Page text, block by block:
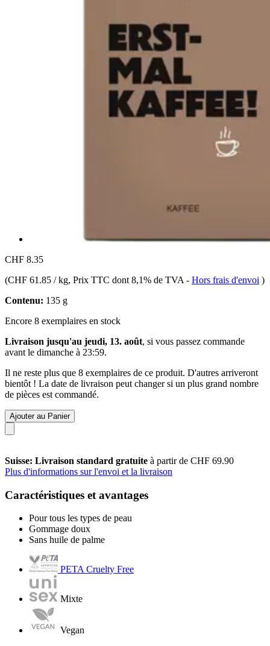
CHF 8.35
(CHF 61.85 / kg, Prix TTC dont 8,1% de TVA - Hors frais d'envoi )
Contenu: 135 g
Encore 8 exemplaires en stock
Livraison jusqu'au jeudi, 13. août, si vous passez commande
avant le dimanche à 23:59.
Il ne reste plus que 8 exemplaires de ce produit. D'autres arriveront
bientôt ! La date de livraison peut changer si un plus grand nombre
de pièces est commandé.
Ajouter au Panier
Suisse: Livraison standard gratuite à partir de CHF 69.90
Plus d'informations sur l'envoi et la livraison
Caractéristiques et avantages
Pour tous les types de peau
Gommage doux
Sans huile de palme
PETA Cruelty Free
Mixte
Vegan